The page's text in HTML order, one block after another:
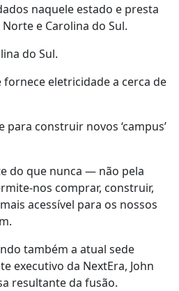
naquele estado e presta
e Carolina do Sul.
do Sul.
fornece eletricidade a cerca de
construir novos ‘campus’
do que nunca — não pela
nos comprar, construir,
acessível para os nossos
também a atual sede
executivo da NextEra, John
resultante da fusão.